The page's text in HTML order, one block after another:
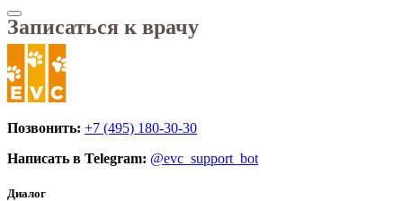
Записаться к врачу
Позвонить: +7 (495) 180-30-30
Написать в Telegram: @evc_support_bot
Диалог